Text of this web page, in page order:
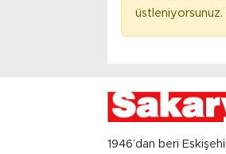
üstleniyorsunuz.
1946’dan beri